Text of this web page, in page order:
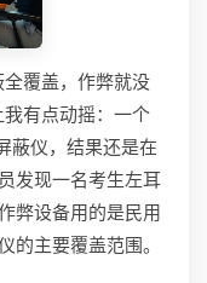
覆盖，作弊就没
有点动摇：一个
蔽仪，结果还是在
发现一名考生左耳
弊设备用的是民用
的主要覆盖范围。